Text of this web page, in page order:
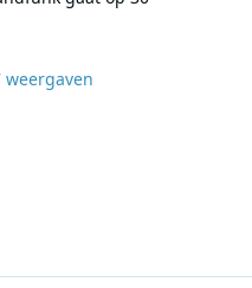
weergaven